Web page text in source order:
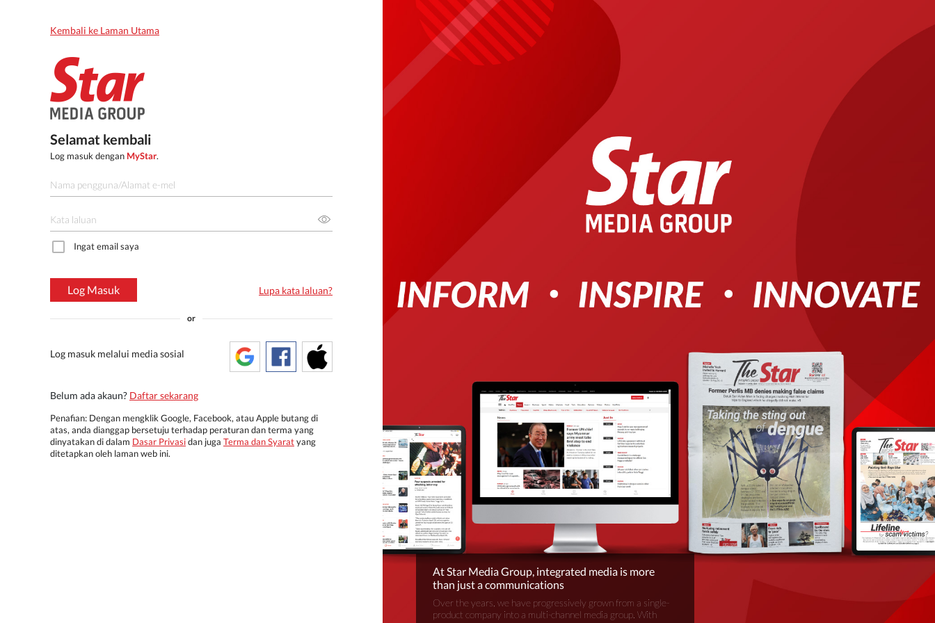
Kembali ke Laman Utama
Selamat kembali
Log masuk dengan MyStar.
Ingat email saya
Log Masuk Lupa kata laluan?
or
Log masuk melalui media sosial
Belum ada akaun? Daftar sekarang
Penafian: Dengan mengklik Google, Facebook, atau Apple butang di
atas, anda dianggap bersetuju terhadap peraturan dan terma yang
dinyatakan di dalam Dasar Privasidan juga Terma dan Syaratyang
ditetapkan oleh laman web ini.
At Star Media Group, integrated media is more
than just a communications
Over the years, we have progressively grown from a single-
product company into a multi-channel media group. With